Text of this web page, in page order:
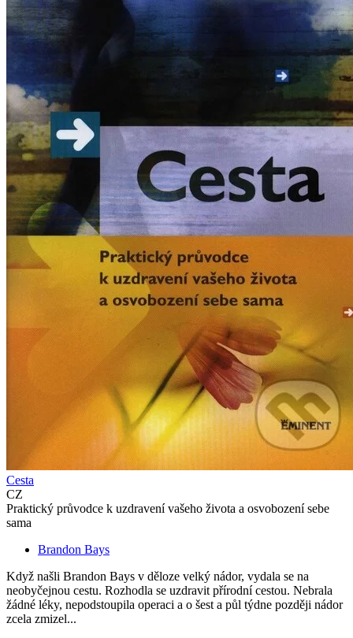
Cesta
CZ
Praktický průvodce k uzdravení vašeho života a osvobození sebe
sama
Brandon Bays
Když našli Brandon Bays v děloze velký nádor, vydala se na
neobyčejnou cestu. Rozhodla se uzdravit přírodní cestou. Nebrala
žádné léky, nepodstoupila operaci a o šest a půl týdne později nádor
zcela zmizel...